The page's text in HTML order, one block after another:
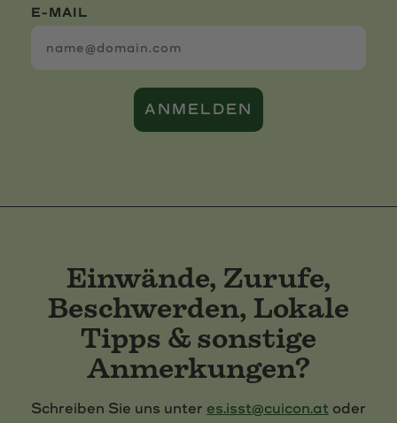
E-MAIL
ANMELDEN
Einwände, Zurufe,
Beschwerden, Lokale
Tipps & sonstige
Anmerkungen?
Schreiben Sie uns unter es.isst@cuicon.at oder